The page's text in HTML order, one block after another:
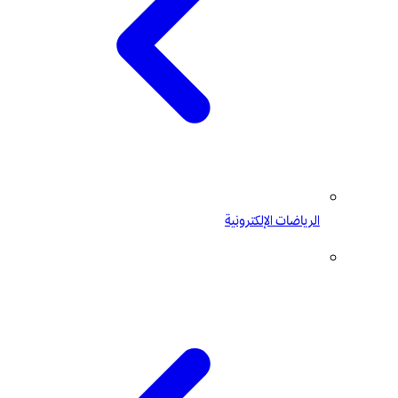
الرياضات الإلكترونية